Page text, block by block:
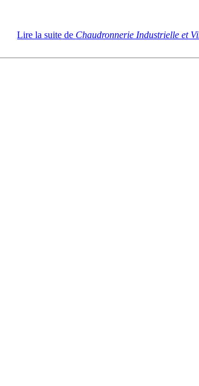
Lire la suite de Chaudronnerie Industrielle et